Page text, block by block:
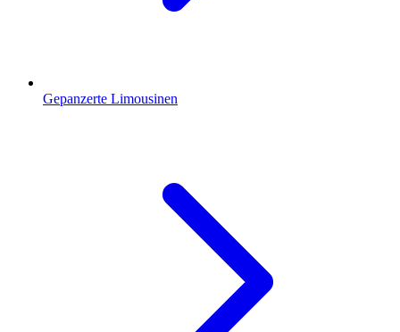
Gepanzerte Limousinen